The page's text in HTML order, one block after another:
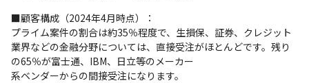
■顧客構成（2024年4月時点）：
プライム案件の割合は約35％程度で、生損保、証券、クレジット
業界などの金融分野については、直接受注がほとんどです。残り
の65％が富士通、IBM、日立等のメーカー
系ベンダーからの間接受注になります。